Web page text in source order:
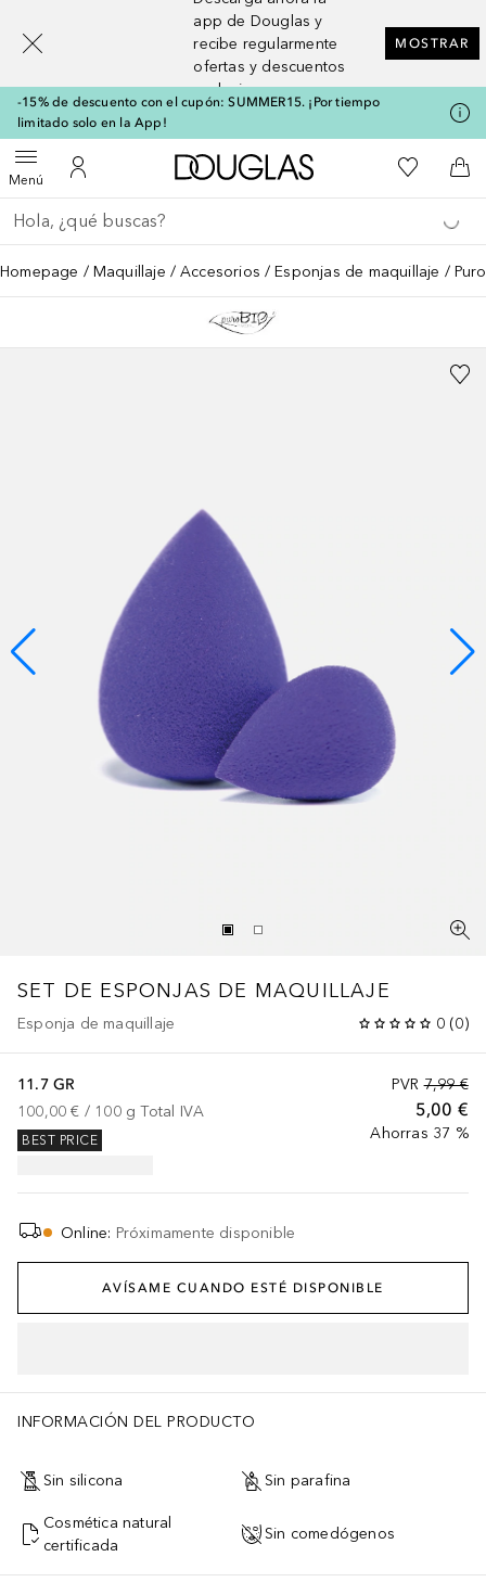
app de Douglas y
recibe regularmente
ofertas y descuentos
exclusivos
MOSTRAR
-15% de descuento con el cupón: SUMMER15. ¡Por tiempo
limitado solo en la App!
MenúAbrir menúMi cuenta
A Douglas HomeMi lista de
A
Regresar
Ejecutar búsqueda
Homepage Maquillaje Accesorios Esponjas de maquillaje
SET DE ESPONJAS DE MAQUILLAJE
Esponja de maquillaje 0 (0)
PVR 7,99 €
5,00 €
Ahorras 37 %
11.7 GR
100,00 € / 100 g Total IVA
BEST PRICE
Online: Próximamente disponible
AVÍSAME CUANDO ESTÉ DISPONIBLE
INFORMACIÓN DEL PRODUCTO
Sin silicona Sin parafina
Cosmética natural
certificada
Sin comedógenos
[navigation.slideout.screenreader]